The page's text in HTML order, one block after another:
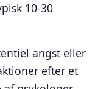
10-30
angst eller
efter et